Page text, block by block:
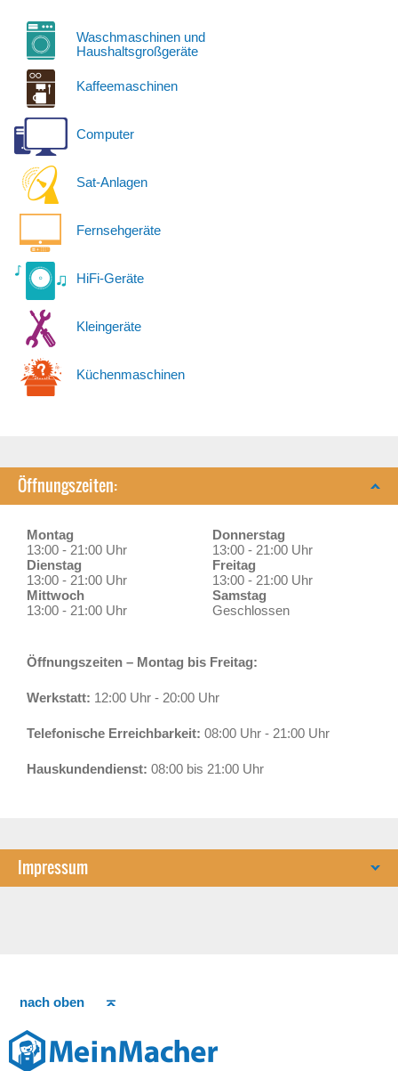
Waschmaschinen und
Haushaltsgroßgeräte
Kaffeemaschinen
Computer
Sat-Anlagen
Fernsehgeräte
HiFi-Geräte
Kleingeräte
Küchenmaschinen
Öffnungszeiten:
Montag
13:00 - 21:00 Uhr
Dienstag
13:00 - 21:00 Uhr
Mittwoch
13:00 - 21:00 Uhr
Donnerstag
13:00 - 21:00 Uhr
Freitag
13:00 - 21:00 Uhr
Samstag
Geschlossen
Öffnungszeiten – Montag bis Freitag:
Werkstatt: 12:00 Uhr - 20:00 Uhr
Telefonische Erreichbarkeit: 08:00 Uhr - 21:00 Uhr
Hauskundendienst: 08:00 bis 21:00 Uhr
Impressum
nach oben